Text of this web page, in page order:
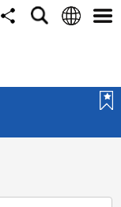
分
搜
语
选